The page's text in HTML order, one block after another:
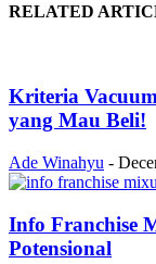
RELATED
Kriteria
yang Mau Beli!
Ade Winahyu -
Info Franchise
Potensional